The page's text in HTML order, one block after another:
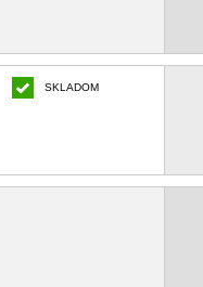
SKLADOM